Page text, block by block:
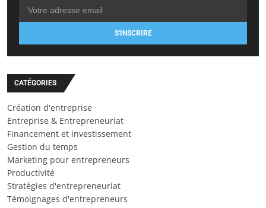
S'INSCRIRE
CATÉGORIES
Création d'entreprise
Entreprise & Entrepreneuriat
Financement et investissement
Gestion du temps
Marketing pour entrepreneurs
Productivité
Stratégies d'entrepreneuriat
Témoignages d'entrepreneurs